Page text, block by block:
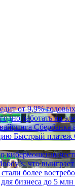
от 9,9%
работать на
Сбербанка
Быстрый платеж
что
более
бизнеса до 5